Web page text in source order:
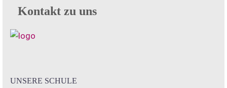
Kontakt zu uns
UNSERE SCHULE